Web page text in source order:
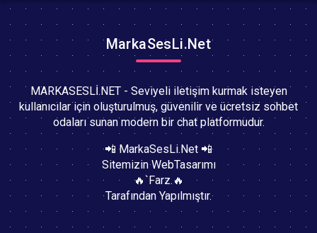
MarkaSesLi.Net
MARKASESLİ.NET - Seviyeli iletişim kurmak isteyen
kullanıcılar için oluşturulmuş, güvenilir ve ücretsiz sohbet
odaları sunan modern bir chat platformudur.
📲 MarkaSesLi.Net 📲
Sitemizin WebTasarımı
🔥`Farz.🔥
Tarafından Yapılmıştır.